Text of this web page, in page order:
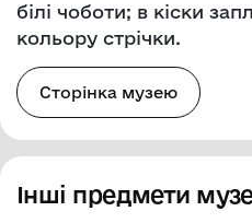
білі чоботи; в кіски
кольору стрічки.
Сторінка музею
Інші предмети